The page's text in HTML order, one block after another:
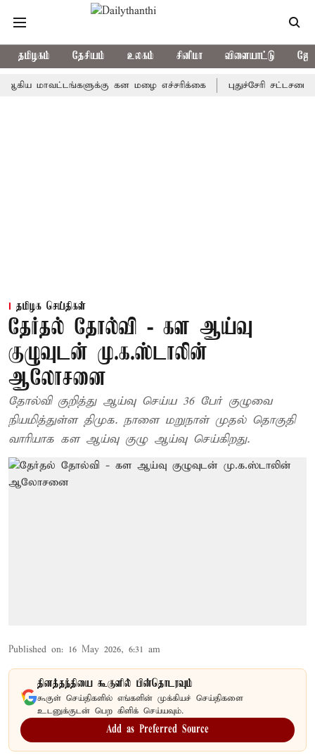
தமிழகம் தேசியம் உலகம் சினிமா விளையாட்டு
கன மழை எச்சரிக்கை புதுச்சேரி சட்டசபையில்
தமிழக செய்திகள்
தேர்தல் தோல்வி - கள ஆய்வு
குழுவுடன் மு.க.ஸ்டாலின்
ஆலோசனை
தோல்வி குறித்து ஆய்வு செய்ய 36 பேர் குழுவை
நியமித்துள்ள திமுக. நாளை மறுநாள் முதல் தொகுதி
வாரியாக கள ஆய்வு குழு ஆய்வு செய்கிறது.
Published on: 16 May 2026, 6:31 am
தினத்தந்தியை கூகுளில் பின்தொடரவும்
கூகுள் செய்திகளில் எங்களின் முக்கியச் செய்திகளை
உடனுக்குடன் பெற கிளிக் செய்யவும்.
Add as Preferred Source